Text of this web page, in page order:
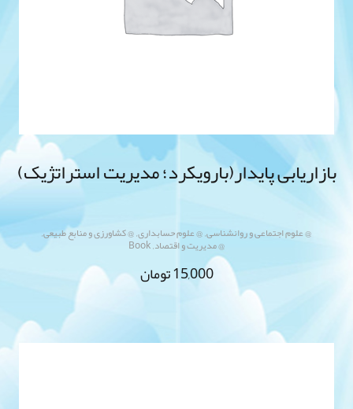
بازاریابی پایدار(بارویکرد؛ مدیریت استراتژیک)
@ علوم اجتماعی و روانشناسی,@ علوم حسابداری,@ کشاورزی و منابع طبیعی,
@ مدیریت و اقتصاد,
Book
15,000تومان